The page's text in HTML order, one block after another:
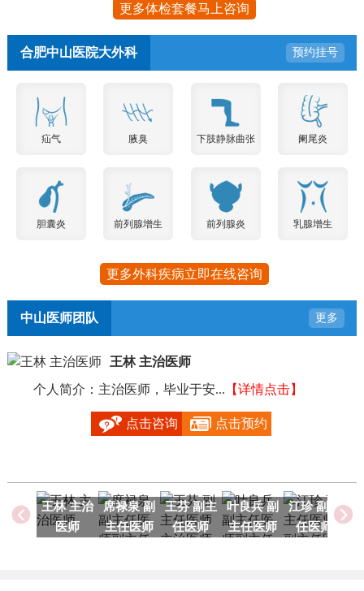
更多体检套餐马上咨询
合肥中山医院大外科 预约挂号
疝气 腋臭 下肢静脉曲张 阑尾炎
胆囊炎 前列腺增生 前列腺炎 乳腺增生
更多外科疾病立即在线咨询
中山医师团队 更多
王林 主治医师
个人简介：主治医师，毕业于安... 【详情点击】
点击咨询 点击预约
王林 主治
医师
席禄泉 副
主任医师
王芬 副主
任医师
叶良兵 副
主任医师
江珍 副主
任医师